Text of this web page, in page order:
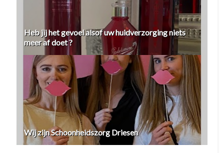
Heb jij het gevoel alsof uw huidverzorging niets
meer af doet ?
Wij zijn Schoonheidszorg Driesen